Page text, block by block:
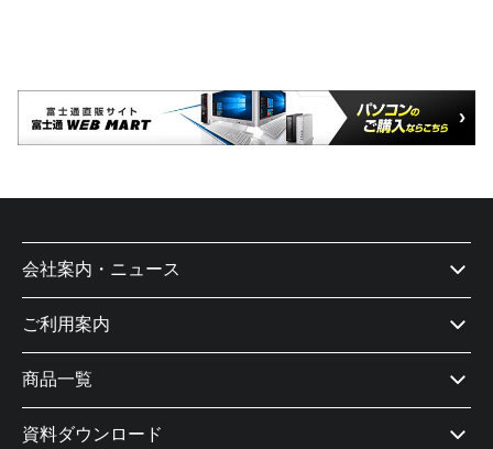
会社案内・ニュース
ご利用案内
商品一覧
資料ダウンロード